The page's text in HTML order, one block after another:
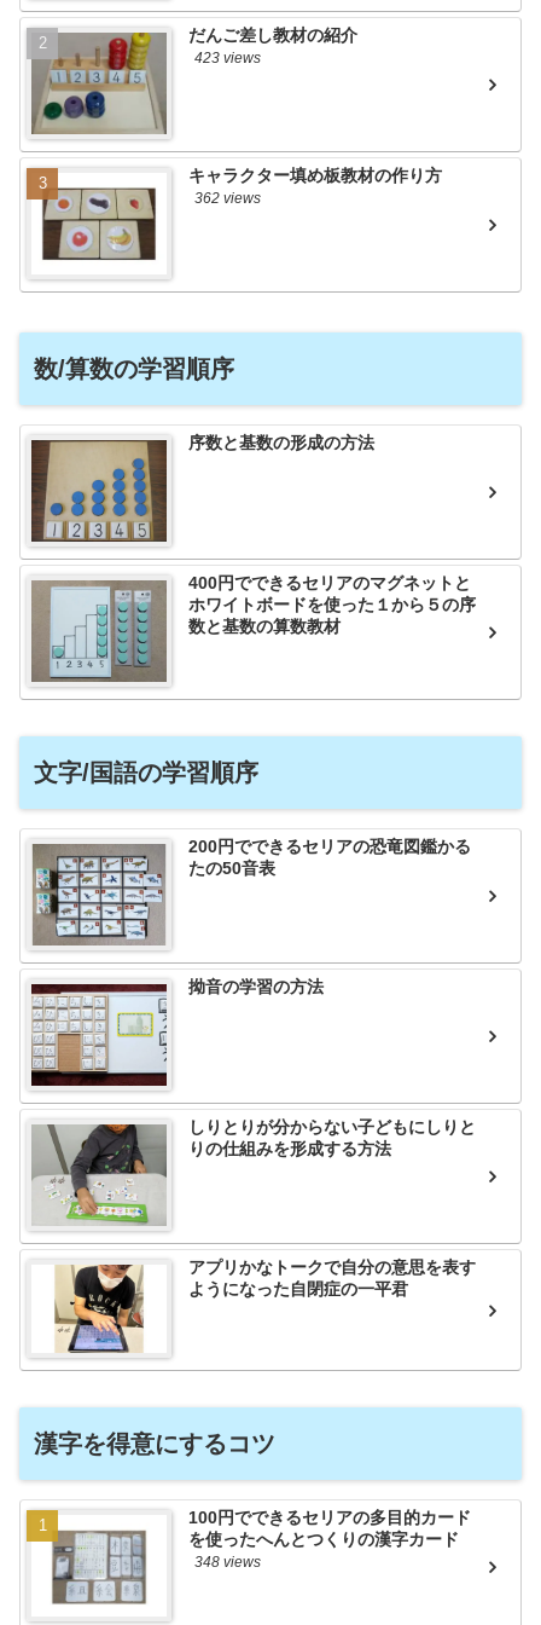
だんご差し教材の紹介
423 views
キャラクター填め板教材の作り方
362 views
数/算数の学習順序
序数と基数の形成の方法
400円でできるセリアのマグネットと
ホワイトボードを使った１から５の序
数と基数の算数教材
文字/国語の学習順序
200円でできるセリアの恐竜図鑑かる
たの50音表
拗音の学習の方法
しりとりが分からない子どもにしりと
りの仕組みを形成する方法
アプリかなトークで自分の意思を表す
ようになった自閉症の一平君
漢字を得意にするコツ
100円でできるセリアの多目的カード
を使ったへんとつくりの漢字カード
348 views